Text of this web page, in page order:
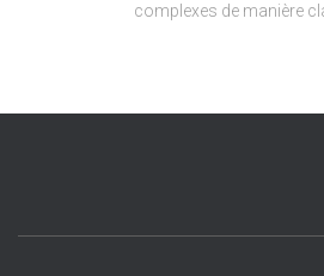
complexes de manière